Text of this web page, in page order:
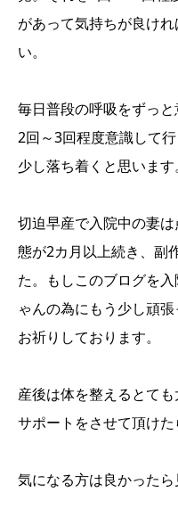
があって気持ちが良け
い。
毎日普段の呼吸をずっ
2回～3回程度意識して
少し落ち着くと思います。
切迫早産で入院中の妻
態が2カ月以上続き、副
た。もしこのブログを
ゃんの為にもう少し頑
お祈りしております。
産後は体を整えるとて
サポートをさせて頂けた
気になる方は良かったら